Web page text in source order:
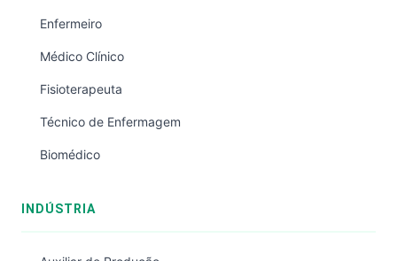
Enfermeiro
Médico Clínico
Fisioterapeuta
Técnico de Enfermagem
Biomédico
INDÚSTRIA